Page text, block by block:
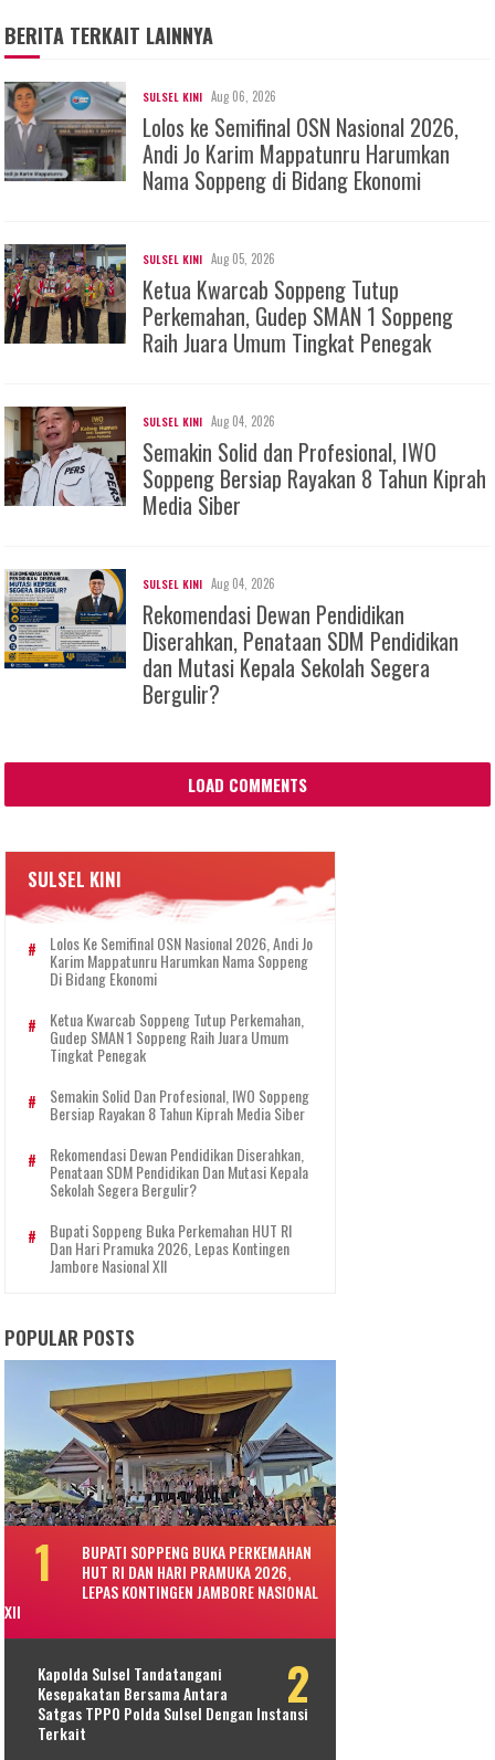
BERITA TERKAIT LAINNYA
SULSEL KINI Aug 06, 2026
Lolos ke Semifinal OSN Nasional 2026,
Andi Jo Karim Mappatunru Harumkan
Nama Soppeng di Bidang Ekonomi
SULSEL KINI Aug 05, 2026
Ketua Kwarcab Soppeng Tutup
Perkemahan, Gudep SMAN 1 Soppeng
Raih Juara Umum Tingkat Penegak
SULSEL KINI Aug 04, 2026
Semakin Solid dan Profesional, IWO
Soppeng Bersiap Rayakan 8 Tahun Kiprah
Media Siber
SULSEL KINI Aug 04, 2026
Rekomendasi Dewan Pendidikan
Diserahkan, Penataan SDM Pendidikan
dan Mutasi Kepala Sekolah Segera
Bergulir?
LOAD COMMENTS
SULSEL KINI
Lolos Ke Semifinal OSN Nasional 2026, Andi Jo
Karim Mappatunru Harumkan Nama Soppeng
Di Bidang Ekonomi
Ketua Kwarcab Soppeng Tutup Perkemahan,
Gudep SMAN 1 Soppeng Raih Juara Umum
Tingkat Penegak
Semakin Solid Dan Profesional, IWO Soppeng
Bersiap Rayakan 8 Tahun Kiprah Media Siber
Rekomendasi Dewan Pendidikan Diserahkan,
Penataan SDM Pendidikan Dan Mutasi Kepala
Sekolah Segera Bergulir?
Bupati Soppeng Buka Perkemahan HUT RI
Dan Hari Pramuka 2026, Lepas Kontingen
Jambore Nasional XII
POPULAR POSTS
BUPATI SOPPENG BUKA PERKEMAHAN
HUT RI DAN HARI PRAMUKA 2026,
LEPAS KONTINGEN JAMBORE NASIONAL
XII
Kapolda Sulsel Tandatangani
Kesepakatan Bersama Antara
Satgas TPPO Polda Sulsel Dengan Instansi
Terkait